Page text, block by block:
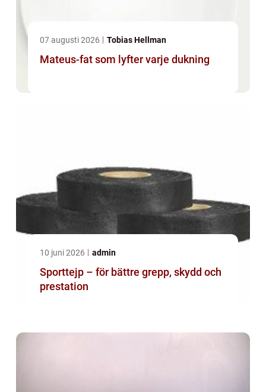
07 augusti 2026 Tobias Hellman
Mateus-fat som lyfter varje dukning
10 juni 2026 admin
Sporttejp – för bättre grepp, skydd och
prestation